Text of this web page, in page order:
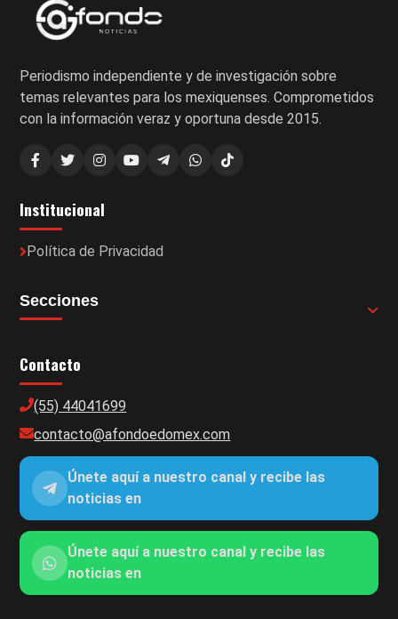
Periodismo independiente y de investigación sobre
temas relevantes para los mexiquenses. Comprometidos
con la información veraz y oportuna desde 2015.
Institucional
Política de Privacidad
Secciones
Contacto
(55) 44041699
contacto@afondoedomex.com
Únete aquí a nuestro canal y recibe las
noticias en
Únete aquí a nuestro canal y recibe las
noticias en